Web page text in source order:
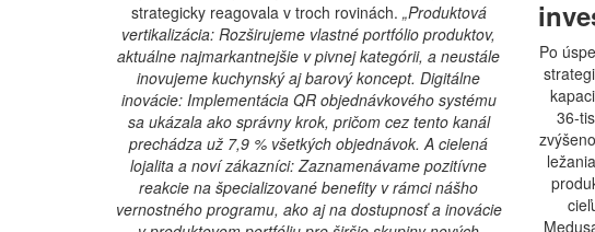
strategicky reagovala v troch rovinách. „Produktová
vertikalizácia: Rozširujeme vlastné portfólio produktov,
aktuálne najmarkantnejšie v pivnej kategórii, a neustále
inovujeme kuchynský aj barový koncept. Digitálne
inovácie: Implementácia QR objednávkového systému
sa ukázala ako správny krok, pričom cez tento kanál
prechádza už 7,9 % všetkých objednávok. A cielená
lojalita a noví zákazníci: Zaznamenávame pozitívne
reakcie na špecializované benefity v rámci nášho
vernostného programu, ako aj na dostupnosť a inovácie
Po
36-